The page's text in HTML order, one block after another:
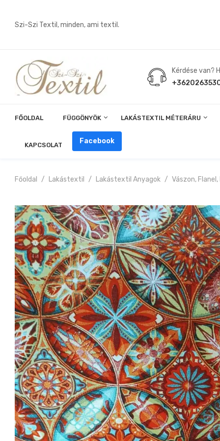
Szi-Szi Textil, minden, ami textil.
Kérdése van?
FŐOLDAL FÜGGÖNYÖK LAKÁSTEXTIL MÉTERÁRU
KAPCSOLAT Facebook
Főoldal Lakástextil Lakástextil Anyagok Vászon,